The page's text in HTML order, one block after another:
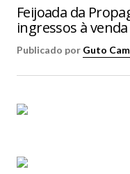
Feijoada da
ingressos à venda
Publicado por Guto